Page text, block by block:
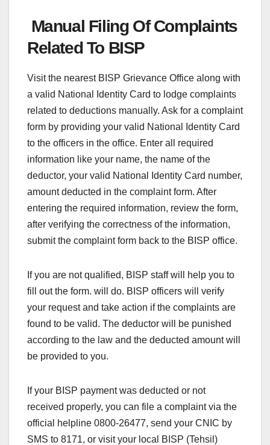
Manual Filing Of Complaints
Related To BISP
Visit the nearest BISP Grievance Office along with
a valid National Identity Card to lodge complaints
related to deductions manually. Ask for a complaint
form by providing your valid National Identity Card
to the officers in the office. Enter all required
information like your name, the name of the
deductor, your valid National Identity Card number,
amount deducted in the complaint form. After
entering the required information, review the form,
after verifying the correctness of the information,
submit the complaint form back to the BISP office.
If you are not qualified, BISP staff will help you to
fill out the form. will do. BISP officers will verify
your request and take action if the complaints are
found to be valid. The deductor will be punished
according to the law and the deducted amount will
be provided to you.
If your BISP payment was deducted or not
received properly, you can file a complaint via the
official helpline 0800‑26477, send your CNIC by
SMS to 8171, or visit your local BISP (Tehsil)